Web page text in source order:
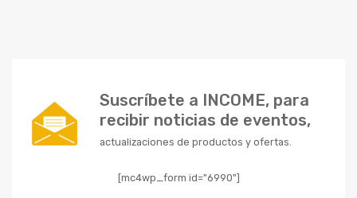
Suscríbete a INCOME, para
recibir noticias de eventos,
actualizaciones de productos y ofertas.
[mc4wp_form id="6990"]